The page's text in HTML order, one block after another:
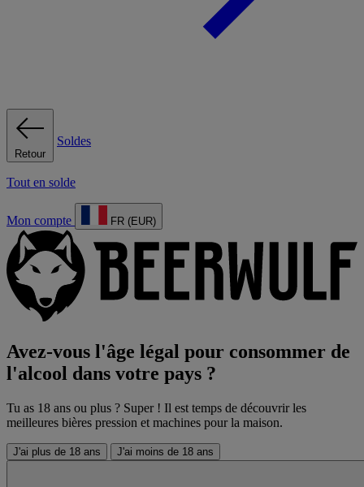
Retour
Soldes
Tout en solde
Mon compte FR (EUR)
Avez-vous l'âge légal pour consommer de
l'alcool dans votre pays ?
Tu as 18 ans ou plus ? Super ! Il est temps de découvrir les
meilleures bières pression et machines pour la maison.
J'ai plus de 18 ans J'ai moins de 18 ans